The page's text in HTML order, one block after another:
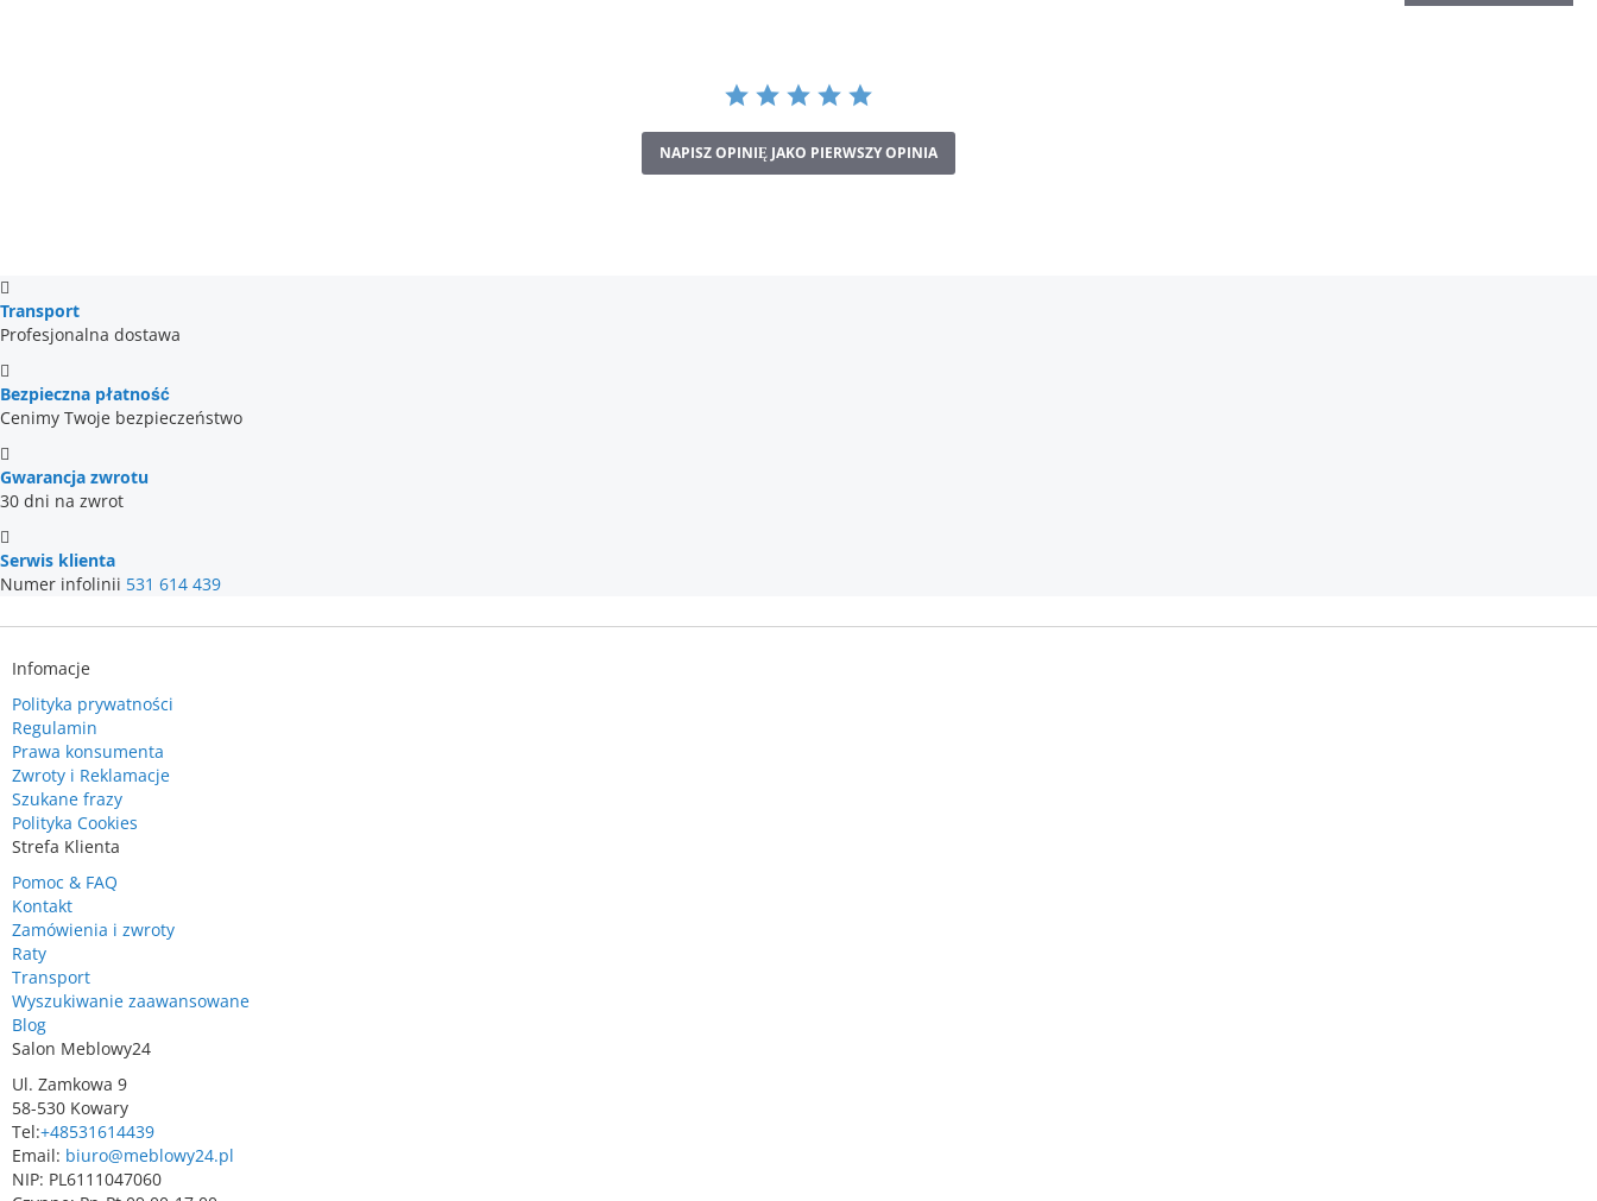
NAPISZ OPINIĘ JAKO PIERWSZY OPINIA
Transport
Profesjonalna dostawa
Bezpieczna płatność
Cenimy Twoje bezpieczeństwo
Gwarancja zwrotu
30 dni na zwrot
Serwis klienta
Numer infolinii 531 614 439
Infomacje
Polityka prywatności
Regulamin
Prawa konsumenta
Zwroty i Reklamacje
Szukane frazy
Polityka Cookies
Strefa Klienta
Pomoc & FAQ
Kontakt
Zamówienia i zwroty
Raty
Transport
Wyszukiwanie zaawansowane
Blog
Salon Meblowy24
Ul. Zamkowa 9
58-530 Kowary
Tel:+48531614439
Email: biuro@meblowy24.pl
NIP: PL6111047060